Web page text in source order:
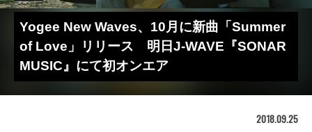
Yogee New Waves、10月に新曲「Summer
of Love」リリース 明日J-WAVE『SONAR
MUSIC』にて初オンエア
2018.09.25